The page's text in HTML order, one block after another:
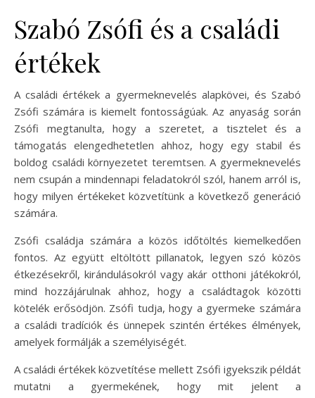
Szabó Zsófi és a családi
értékek
A családi értékek a gyermeknevelés alapkövei, és Szabó
Zsófi számára is kiemelt fontosságúak. Az anyaság során
Zsófi megtanulta, hogy a szeretet, a tisztelet és a
támogatás elengedhetetlen ahhoz, hogy egy stabil és
boldog családi környezetet teremtsen. A gyermeknevelés
nem csupán a mindennapi feladatokról szól, hanem arról is,
hogy milyen értékeket közvetítünk a következő generáció
számára.
Zsófi családja számára a közös időtöltés kiemelkedően
fontos. Az együtt eltöltött pillanatok, legyen szó közös
étkezésekről, kirándulásokról vagy akár otthoni játékokról,
mind hozzájárulnak ahhoz, hogy a családtagok közötti
kötelék erősödjön. Zsófi tudja, hogy a gyermeke számára
a családi tradíciók és ünnepek szintén értékes élmények,
amelyek formálják a személyiségét.
A családi értékek közvetítése mellett Zsófi igyekszik példát
mutatni a gyermekének, hogy mit jelent a